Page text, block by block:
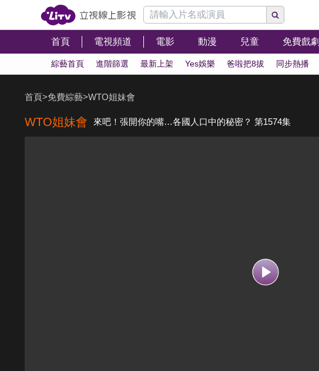
首頁 電視頻道 電影 動漫 兒童 免費戲劇
綜藝首頁 進階篩選 最新上架 Yes娛樂 爸啦把8拔 同步熱播
首頁>免費綜藝>WTO姐妹會
WTO姐妹會 來吧！張開你的嘴…各國人口中的秘密？ 第1574集